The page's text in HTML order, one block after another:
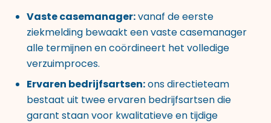
Vaste casemanager:vanaf de eerste
ziekmelding bewaakt een vaste casemanager
alle termijnen en coördineert het volledige
verzuimproces.
Ervaren bedrijfsartsen:ons directieteam
bestaat uit twee ervaren bedrijfsartsen die
garant staan voor kwalitatieve en tijdige